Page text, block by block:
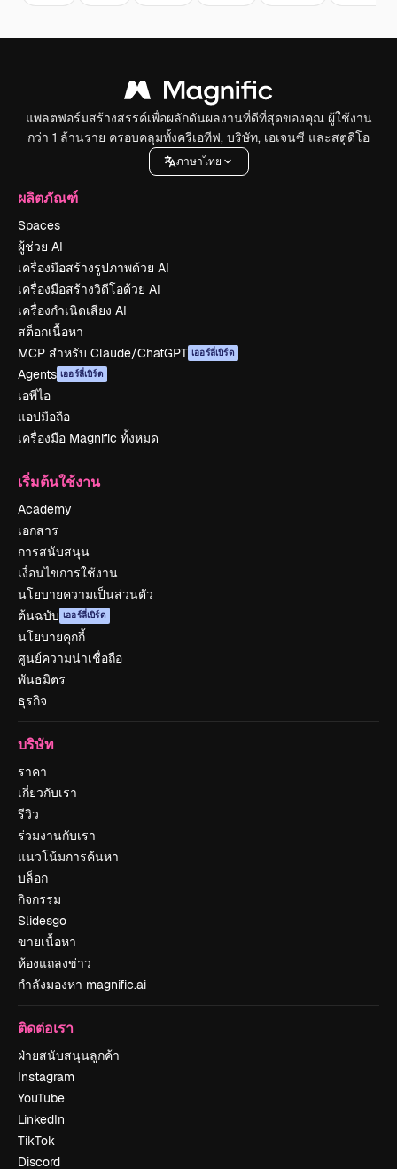
แพลตฟอร์มสร้างสรรค์เพื่อผลักดันผลงานที่ดีที่สุดของคุณ ผู้ใช้งาน
กว่า 1 ล้านราย ครอบคลุมทั้งครีเอทีฟ, บริษัท, เอเจนซี และสตูดิโอ
ภาษาไทย
ผลิตภัณฑ์
Spaces
ผู้ช่วย AI
เครื่องมือสร้างรูปภาพด้วย AI
เครื่องมือสร้างวิดีโอด้วย AI
เครื่องกำเนิดเสียง AI
สต็อกเนื้อหา
MCP สำหรับ Claude/ChatGPT เออร์ลี่เบิร์ด
Agents เออร์ลี่เบิร์ด
เอพีไอ
แอปมือถือ
เครื่องมือ Magnific ทั้งหมด
เริ่มต้นใช้งาน
Academy
เอกสาร
การสนับสนุน
เงื่อนไขการใช้งาน
นโยบายความเป็นส่วนตัว
ต้นฉบับ เออร์ลี่เบิร์ด
นโยบายคุกกี้
ศูนย์ความน่าเชื่อถือ
พันธมิตร
ธุรกิจ
บริษัท
ราคา
เกี่ยวกับเรา
รีวิว
ร่วมงานกับเรา
แนวโน้มการค้นหา
บล็อก
กิจกรรม
Slidesgo
ขายเนื้อหา
ห้องแถลงข่าว
กำลังมองหา magnific.ai
ติดต่อเรา
ฝ่ายสนับสนุนลูกค้า
Instagram
YouTube
LinkedIn
TikTok
Discord